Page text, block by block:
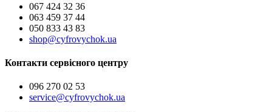
067 424 32 36
063 459 37 44
050 833 43 83
shop@cyfrovychok.ua
Контакти сервісного центру
096 270 02 53
service@cyfrovychok.ua